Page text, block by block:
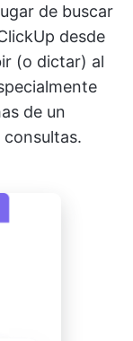
de buscar
desde
(o dictar) al
de un